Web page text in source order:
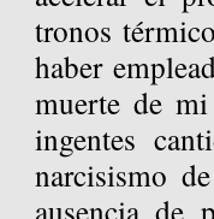
tronos
haber
muerte de
ingentes
narcisismo